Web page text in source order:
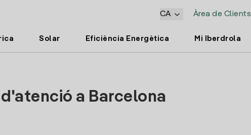
Àrea de Clients
CA
Solar Eficiència Energètica Mi Iberdrola
a Barcelona